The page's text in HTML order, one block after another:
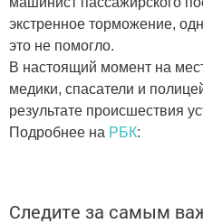
экстренное торможение,
это не помогло.
В настоящий момент на
медики, спасатели и
результате происшествия
Подробнее на РБК:
Следите за самым